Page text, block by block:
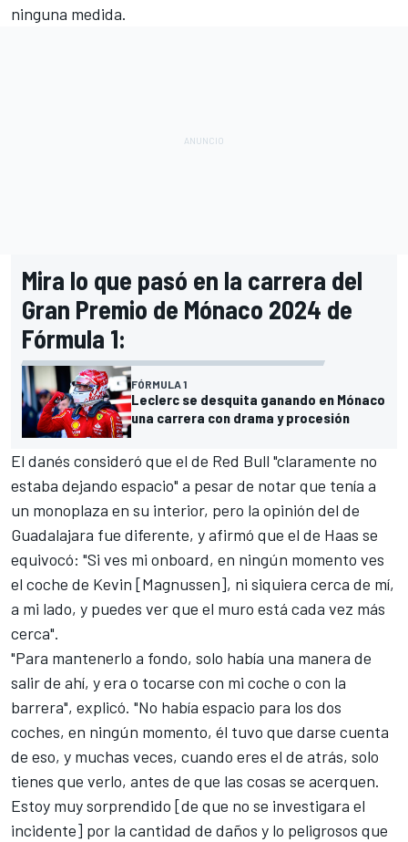
ninguna medida.
Mira lo que pasó en la carrera del
Gran Premio de Mónaco 2024 de
Fórmula 1:
FÓRMULA 1
Leclerc se desquita ganando en Mónaco
una carrera con drama y procesión
El danés consideró que el de Red Bull "claramente no
estaba dejando espacio" a pesar de notar que tenía a
un monoplaza en su interior, pero la opinión del de
Guadalajara fue diferente, y afirmó que el de Haas se
equivocó: "Si ves mi onboard, en ningún momento ves
el coche de Kevin [Magnussen], ni siquiera cerca de mí,
a mi lado, y puedes ver que el muro está cada vez más
cerca".
"Para mantenerlo a fondo, solo había una manera de
salir de ahí, y era o tocarse con mi coche o con la
barrera", explicó. "No había espacio para los dos
coches, en ningún momento, él tuvo que darse cuenta
de eso, y muchas veces, cuando eres el de atrás, solo
tienes que verlo, antes de que las cosas se acerquen.
Estoy muy sorprendido [de que no se investigara el
incidente] por la cantidad de daños y lo peligrosos que